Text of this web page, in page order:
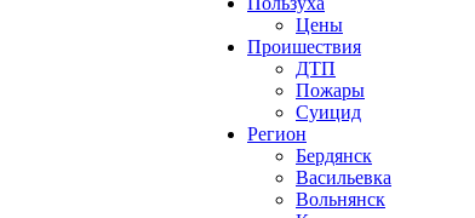
Цены
Проишествия
ДТП
Пожары
Суицид
Регион
Бердянск
Васильевка
Вольнянск